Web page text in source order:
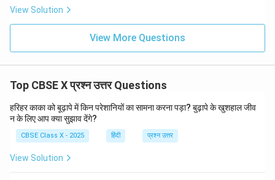
View Solution
View More Questions
Top CBSE X प्रश्न उत्तर Questions
हरिहर काका को बूढ़ापे में किन परेशानियों का सामना करना पड़ा? बुढ़ापे के खुशहाल जीव
न के लिए आप क्या सुझाव देंगे?
CBSE Class X - 2025 हिंदी प्रश्न उत्तर
View Solution